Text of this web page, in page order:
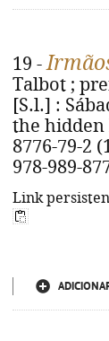
19 -
Talbot ;
[S.l.] :
the hidden
8776-79-2
978-989-
Link